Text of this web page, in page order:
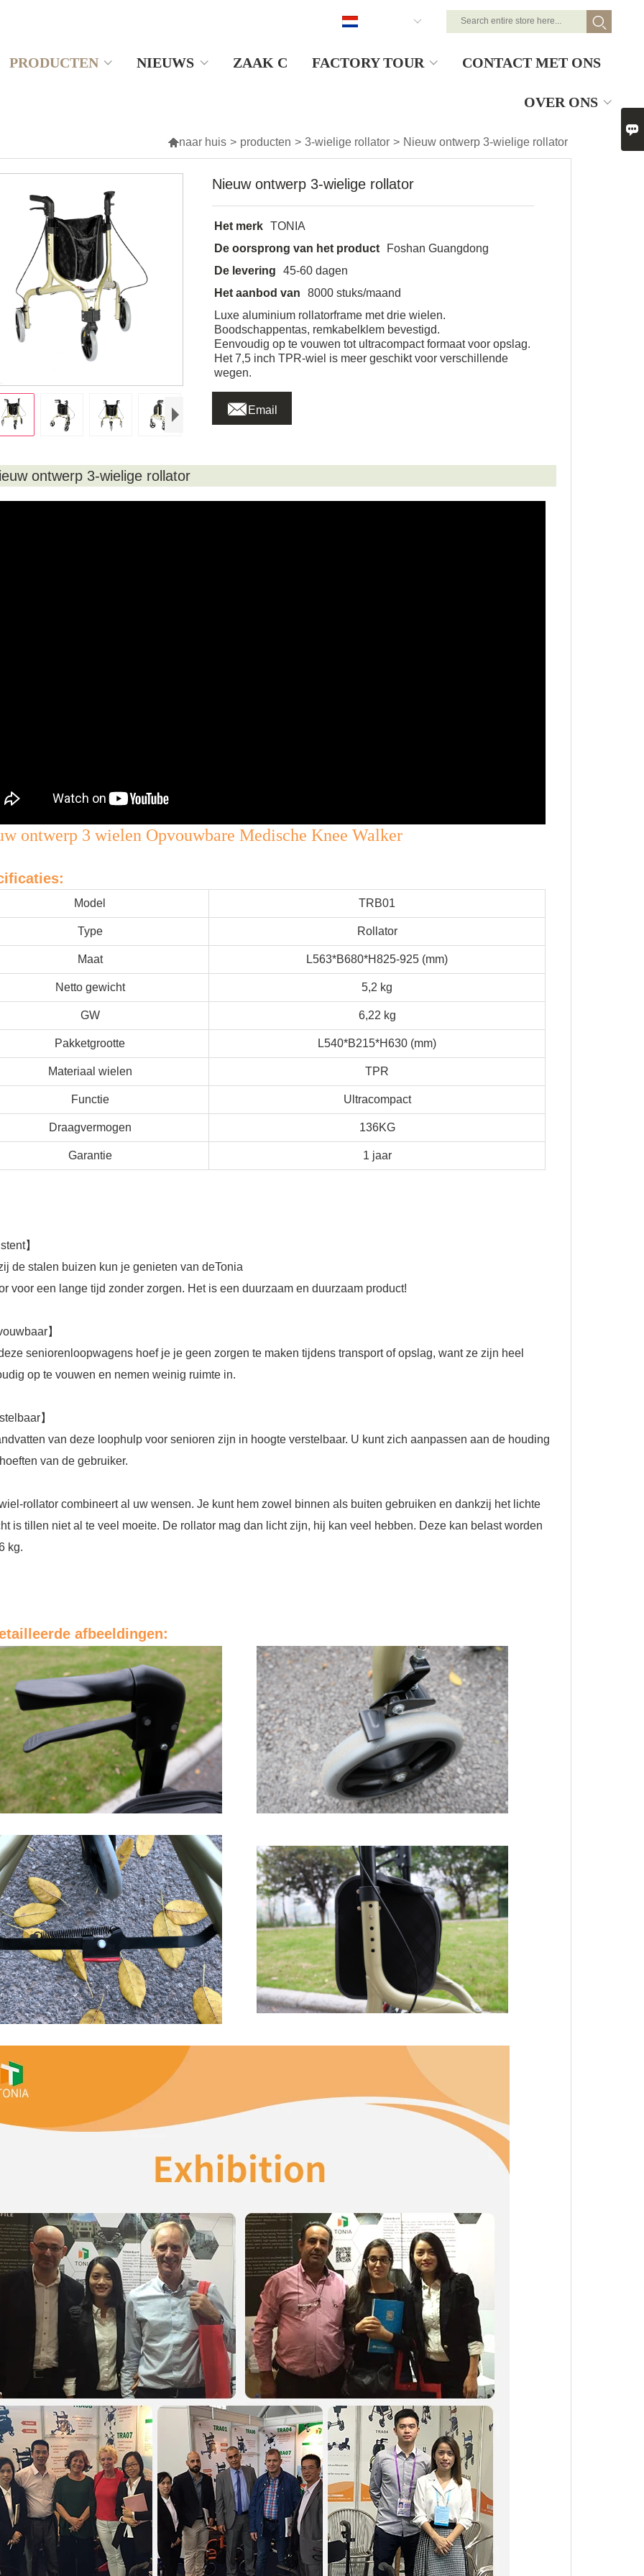
PRODUCTEN NIEUWS ZAAK C FACTORY TOUR CONTACT MET ONS
OVER ONS
naar huis > producten > 3-wielige rollator > Nieuw ontwerp 3-wielige rollator
Nieuw ontwerp 3-wielige rollator
Het merk
TONIA
De oorsprong van het product
Foshan Guangdong
De levering
45-60 dagen
Het aanbod van
8000 stuks/maand
Luxe aluminium rollatorframe met drie wielen.
Boodschappentas, remkabelklem bevestigd.
Eenvoudig op te vouwen tot ultracompact formaat voor opslag.
Het 7,5 inch TPR-wiel is meer geschikt voor verschillende
wegen.
 Email
ontwerp 3-wielige rollator
ontwerp 3 wielen Opvouwbare Medische Knee Walker
Model TRB01
Type Rollator
Maat L563*B680*H825-925 (mm)
Netto gewicht 5,2 kg
GW 6,22 kg
Pakketgrootte L540*B215*H630 (mm)
Materiaal wielen TPR
Functie Ultracompact
Draagvermogen 136KG
Garantie 1 jaar
】
de stalen buizen kun je genieten van deTonia
voor een lange tijd zonder zorgen. Het is een duurzaam en duurzaam product!
】
seniorenloopwagens hoef je je geen zorgen te maken tijdens transport of opslag, want ze zijn heel
op te vouwen en nemen weinig ruimte in.
】
van deze loophulp voor senioren zijn in hoogte verstelbaar. U kunt zich aanpassen aan de houding
van de gebruiker.
rollator combineert al uw wensen. Je kunt hem zowel binnen als buiten gebruiken en dankzij het lichte
is tillen niet al te veel moeite. De rollator mag dan licht zijn, hij kan veel hebben. Deze kan belast worden
kg.
afbeeldingen:
